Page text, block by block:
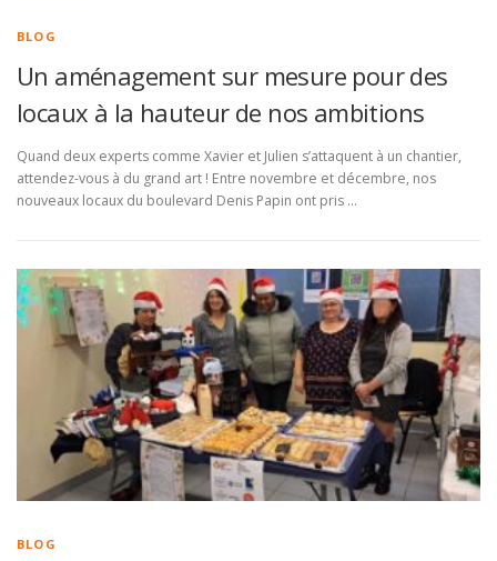
BLOG
Un aménagement sur mesure pour des
locaux à la hauteur de nos ambitions
Quand deux experts comme Xavier et Julien s’attaquent à un chantier,
attendez-vous à du grand art ! Entre novembre et décembre, nos
nouveaux locaux du boulevard Denis Papin ont pris …
BLOG